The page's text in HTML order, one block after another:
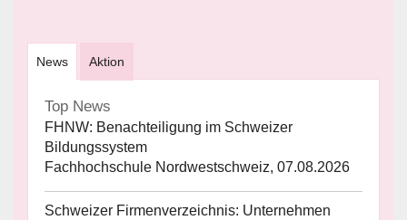
News Aktion
Top News
FHNW: Benachteiligung im Schweizer
Bildungssystem
Fachhochschule Nordwestschweiz, 07.08.2026
Schweizer Firmenverzeichnis: Unternehmen